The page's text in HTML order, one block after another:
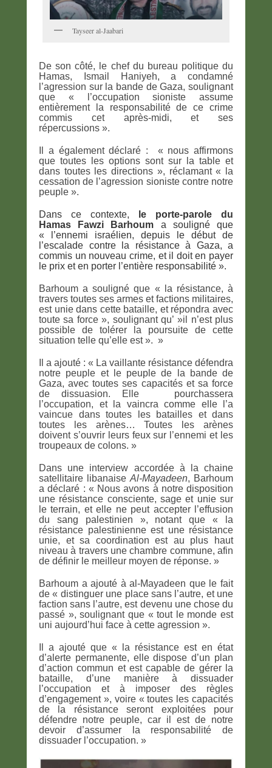
Tayseer al-Jaabari
De son côté, le chef du bureau politique du
Hamas, Ismail Haniyeh, a condamné
l’agression sur la bande de Gaza, soulignant
que « l’occupation sioniste assume
entièrement la responsabilité de ce crime
commis cet après-midi, et ses
répercussions ».
Il a également déclaré : « nous affirmons
que toutes les options sont sur la table et
dans toutes les directions », réclamant « la
cessation de l’agression sioniste contre notre
peuple ».
Dans ce contexte,
le porte-parole du
Hamas Fawzi Barhoum a souligné que
« l’ennemi israélien, depuis le début de
l’escalade contre la résistance à Gaza, a
commis un nouveau crime, et il doit en payer
le prix et en porter l’entière responsabilité ».
Barhoum a souligné que « la résistance, à
travers toutes ses armes et factions militaires,
est unie dans cette bataille, et répondra avec
toute sa force », soulignant qu’ »il n’est plus
possible de tolérer la poursuite de cette
situation telle qu’elle est ». »
Il a ajouté : « La vaillante résistance défendra
notre peuple et le peuple de la bande de
Gaza, avec toutes ses capacités et sa force
de dissuasion. Elle pourchassera
l’occupation, et la vaincra comme elle l’a
vaincue dans toutes les batailles et dans
toutes les arènes… Toutes les arènes
doivent s’ouvrir leurs feux sur l’ennemi et les
troupeaux de colons. »
Dans une interview accordée à la chaine
satellitaire libanaise Al-Mayadeen, Barhoum
a déclaré : « Nous avons à notre disposition
une résistance consciente, sage et unie sur
le terrain, et elle ne peut accepter l’effusion
du sang palestinien », notant que « la
résistance palestinienne est une résistance
unie, et sa coordination est au plus haut
niveau à travers une chambre commune, afin
de définir le meilleur moyen de réponse. »
Barhoum a ajouté à al-Mayadeen que le fait
de « distinguer une place sans l’autre, et une
faction sans l’autre, est devenu une chose du
passé », soulignant que « tout le monde est
uni aujourd’hui face à cette agression ».
Il a ajouté que « la résistance est en état
d’alerte permanente, elle dispose d’un plan
d’action commun et est capable de gérer la
bataille, d’une manière à dissuader
l’occupation et à imposer des règles
d’engagement », voire « toutes les capacités
de la résistance seront exploitées pour
défendre notre peuple, car il est de notre
devoir d’assumer la responsabilité de
dissuader l’occupation. »